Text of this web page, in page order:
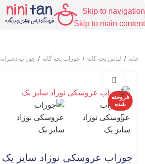
Skip to navigation
Skip to main content
خانه / لباس بچه گانه / جوراب بچه گانه / جوراب دخترانه
فروخته
شده
جوراب عروسکی نوزاد سایز یک